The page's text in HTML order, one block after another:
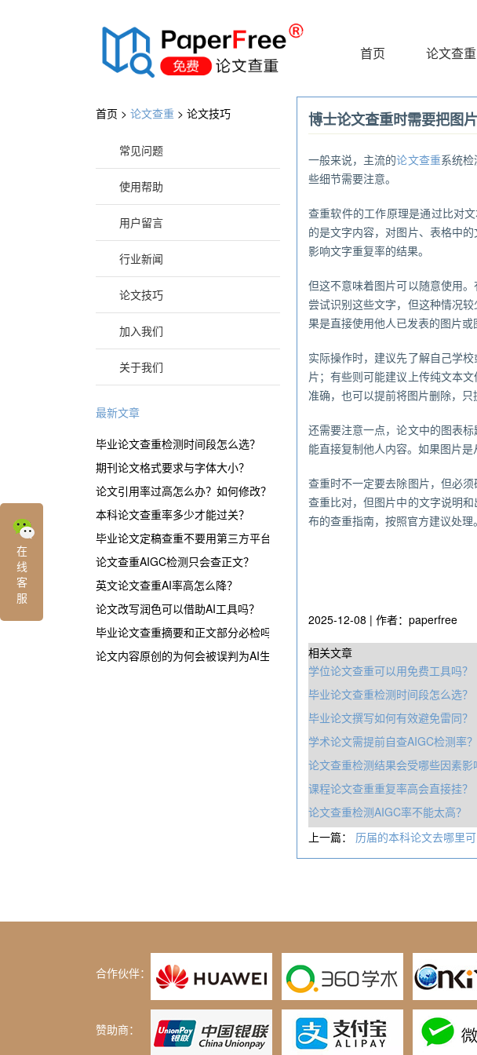
®
首页 论文查重
首页 > 论文查重 > 论文技巧
常见问题
使用帮助
用户留言
行业新闻
论文技巧
加入我们
关于我们
最新文章
毕业论文查重检测时间段怎么选？
期刊论文格式要求与字体大小？
论文引用率过高怎么办？如何修改？
本科论文查重率多少才能过关？
毕业论文定稿查重不要用第三方平台？
论文查重AIGC检测只会查正文？
英文论文查重AI率高怎么降？
论文改写润色可以借助AI工具吗？
毕业论文查重摘要和正文部分必检吗？
论文内容原创的为何会被误判为AI生成？
博士论文查重时需要把图
一般来说，主流的论文查重系统检
些细节需要注意。
查重软件的工作原理是通过比对
的是文字内容，对图片、表格中
影响文字重复率的结果。
但这不意味着图片可以随意使用
尝试识别这些文字，但这种情况
果是直接使用他人已发表的图片
实际操作时，建议先了解自己学
片；有些则可能建议上传纯文本
准确，也可以提前将图片删除，
还需要注意一点，论文中的图表
能直接复制他人内容。如果图片
查重时不一定要去除图片，但必
查重比对，但图片中的文字说明
布的查重指南，按照官方建议处理。
2025-12-08 | 作者：paperfree
相关文章
学位论文查重可以用免费工具吗？
毕业论文查重检测时间段怎么选？
毕业论文撰写如何有效避免雷同？
学术论文需提前自查AIGC检测率？
论文查重检测结果会受哪些因素影
课程论文查重重复率高会直接挂？
论文查重检测AIGC率不能太高？
上一篇： 历届的本科论文去哪里可
合作伙伴：
赞助商：
在
线
客
服